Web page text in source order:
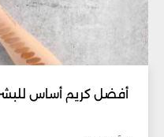
أفضل كريم أساس